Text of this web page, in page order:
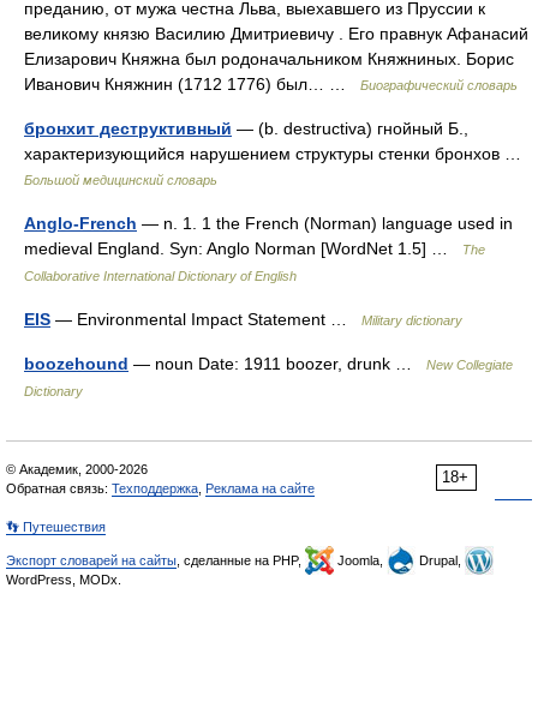
преданию, от мужа честна Льва, выехавшего из Пруссии к
великому князю Василию Дмитриевичу . Его правнук Афанасий
Елизарович Княжна был родоначальником Княжниных. Борис
Иванович Княжнин (1712 1776) был… …
Биографический словарь
бронхит деструктивный — (b. destructiva) гнойный Б.,
характеризующийся нарушением структуры стенки бронхов …
Большой медицинский словарь
Anglo-French — n. 1. 1 the French (Norman) language used in
medieval England. Syn: Anglo Norman [WordNet 1.5] …
The
Collaborative International Dictionary of English
EIS — Environmental Impact Statement … Military dictionary
boozehound — noun Date: 1911 boozer, drunk …
New Collegiate
Dictionary
18+
© Академик, 2000-2026
Обратная связь: Техподдержка Реклама на сайте
👣 Путешествия
Экспорт словарей на сайты , сделанные на PHP, Joomla,
Drupal,
WordPress, MODx.